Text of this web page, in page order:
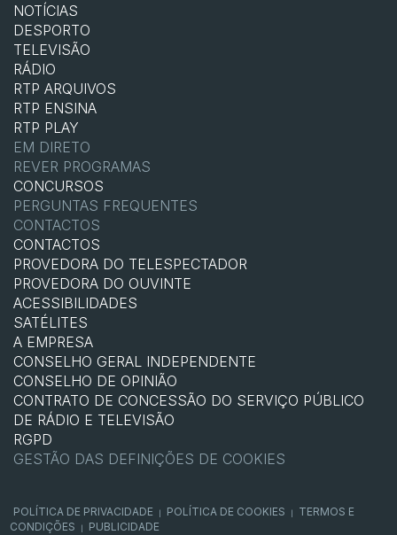
NOTÍCIAS
DESPORTO
TELEVISÃO
RÁDIO
RTP ARQUIVOS
RTP ENSINA
RTP PLAY
EM DIRETO
REVER PROGRAMAS
CONCURSOS
PERGUNTAS FREQUENTES
CONTACTOS
CONTACTOS
PROVEDORA DO TELESPECTADOR
PROVEDORA DO OUVINTE
ACESSIBILIDADES
SATÉLITES
A EMPRESA
CONSELHO GERAL INDEPENDENTE
CONSELHO DE OPINIÃO
CONTRATO DE CONCESSÃO DO SERVIÇO PÚBLICO
DE RÁDIO E TELEVISÃO
RGPD
GESTÃO DAS DEFINIÇÕES DE COOKIES
POLÍTICA DE PRIVACIDADE POLÍTICA DE COOKIES
TERMOS E
CONDIÇÕES
PUBLICIDADE